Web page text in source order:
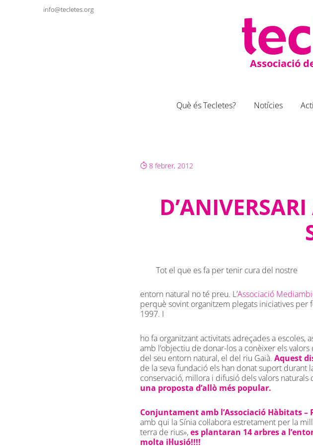
info@tecletes.org
Associació
Què és Tecletes? Notícies
8 febrer, 2012
Tot el que es fa per tenir cura del nostre
entorn natural no té preu. L’Associació
perquè sovint organitzem plegats iniciatives
1997. I
ho fa organitzant activitats adreçades a escoles,
amb l’objectiu de donar-los a conèixer els
del seu entorn natural, el del riu Gaià. Aquest
de la seva fundació els han donat suport
conservació, millora i difusió dels valors
una proposta d’allò més popular.
Conjuntament amb l’Associació Hàbitats –
amb qui la Sínia col·labora estretament per la
terra de rius»,es plantaran 14 arbres a
molta il·lusió!!!!